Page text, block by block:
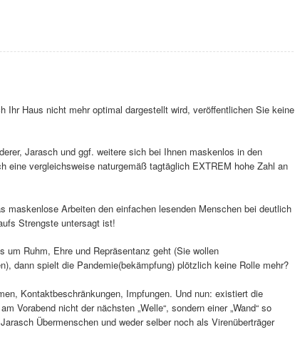
Ihr Haus nicht mehr optimal dargestellt wird, veröffentlichen Sie keine
Jarasch und ggf. weitere sich bei Ihnen maskenlos in den
eine vergleichsweise naturgemäß tagtäglich EXTREM hohe Zahl an
maskenlose Arbeiten den einfachen lesenden Menschen bei deutlich
Strengste untersagt ist!
Ruhm, Ehre und Repräsentanz geht (Sie wollen
dann spielt die Pandemie(bekämpfung) plötzlich keine Rolle mehr?
Kontaktbeschränkungen, Impfungen. Und nun: existiert die
Vorabend nicht der nächsten „Welle“, sondern einer „Wand“ so
Übermenschen und weder selber noch als Virenüberträger